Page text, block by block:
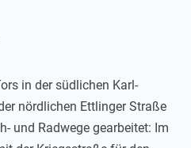
in der südlichen Karl-
nördlichen Ettlinger Straße
und Radwege gearbeitet: Im